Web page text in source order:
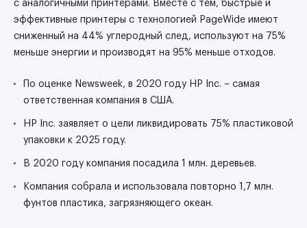
с аналогичными принтерами. Вместе с тем, быстрые и
эффективные принтеры с технологией PageWide имеют
сниженный на 44% углеродный след, используют на 75%
меньше энергии и производят на 95% меньше отходов.
По оценке Newsweek, в 2020 году HP Inc. – самая
ответственная компания в США.
HP Inc. заявляет о цели ликвидировать 75% пластиковой
упаковки к 2025 году.
В 2020 году компания посадила 1 млн. деревьев.
Компания собрала и использовала повторно 1,7 млн.
фунтов пластика, загрязняющего океан.